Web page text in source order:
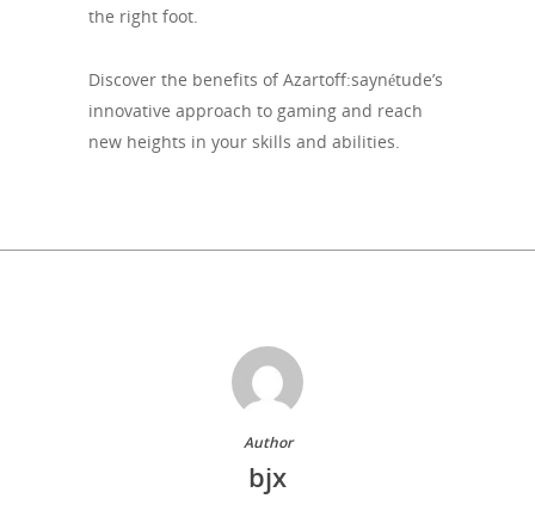
the right foot.
Discover the benefits of Azartoff:saynétude’s
innovative approach to gaming and reach
new heights in your skills and abilities.
Author
bjx